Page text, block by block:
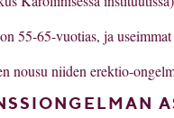
55-65-vuotias, ja
nousu niiden erektio-